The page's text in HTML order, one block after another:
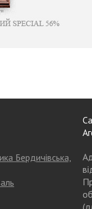
Бердичівська,